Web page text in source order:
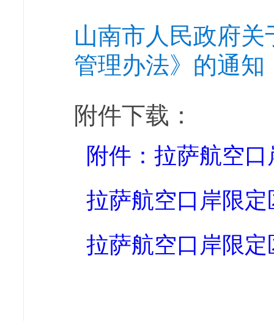
山南市人民政府
管理办法》的通知
附件下载：
附件：拉萨航空
拉萨航空口岸限
拉萨航空口岸限